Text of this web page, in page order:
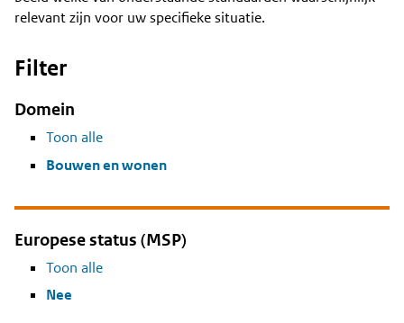
relevant zijn voor uw specifieke situatie.
Filter
Domein
Toon alle
Bouwen en wonen
Europese status (MSP)
Toon alle
Nee